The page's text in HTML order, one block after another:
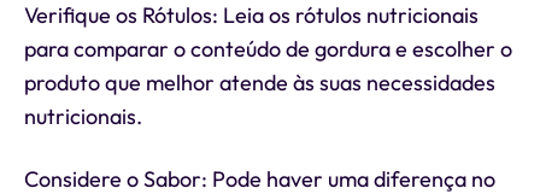
Verifique os Rótulos: Leia os rótulos nutricionais
para comparar o conteúdo de gordura e escolher o
produto que melhor atende às suas necessidades
nutricionais.
Considere o Sabor: Pode haver uma diferença no